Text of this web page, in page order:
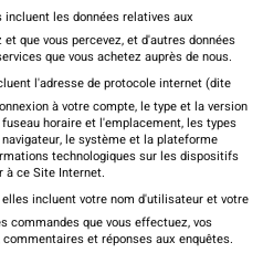
les données relatives aux
que vous percevez, et d'autres données
que vous achetez auprès de nous.
l'adresse de protocole internet (dite
à votre compte, le type et la version
horaire et l'emplacement, les types
le système et la plateforme
technologiques sur les dispositifs
à ce Site Internet.
incluent votre nom d'utilisateur et votre
commandes que vous effectuez, vos
et réponses aux enquêtes.